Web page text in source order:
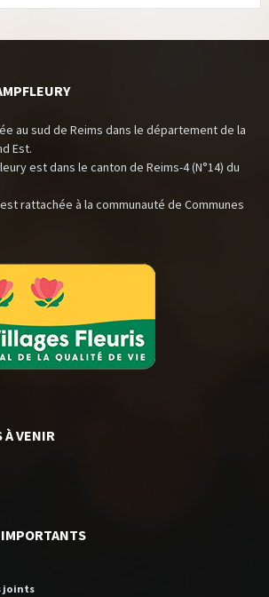
au sud de Reims dans le département de la
Est.
est dans le canton de Reims-4 (N°14) du
rattachée à la communauté de Communes
À VENIR
joints